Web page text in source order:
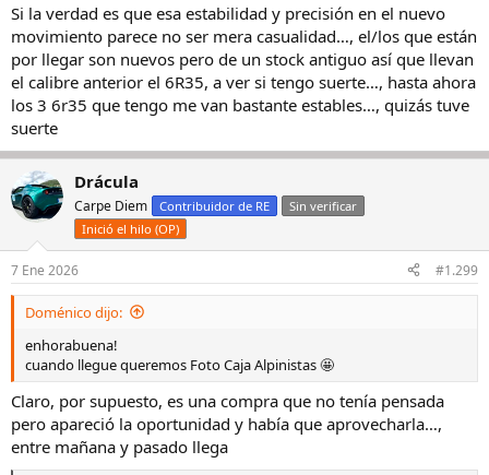
Si la verdad es que esa estabilidad y precisión en el nuevo
movimiento parece no ser mera casualidad…, el/los que están
por llegar son nuevos pero de un stock antiguo así que llevan
el calibre anterior el 6R35, a ver si tengo suerte…, hasta ahora
los 3 6r35 que tengo me van bastante estables…, quizás tuve
suerte
Drácula
Carpe Diem Contribuidor de RE
Sin verificar
Inició el hilo (OP)
7 Ene 2026 #1.299
Doménico dijo:
enhorabuena!
cuando llegue queremos Foto Caja Alpinistas 🤩
Claro, por supuesto, es una compra que no tenía pensada
pero apareció la oportunidad y había que aprovecharla…,
entre mañana y pasado llega